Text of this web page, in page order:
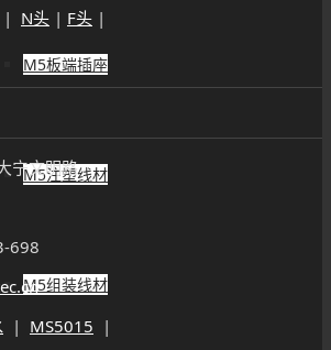
M5板端插座
M5注塑线材
M5组装线材
| N头 | F头 |
宁文明路
698
| MS5015 |